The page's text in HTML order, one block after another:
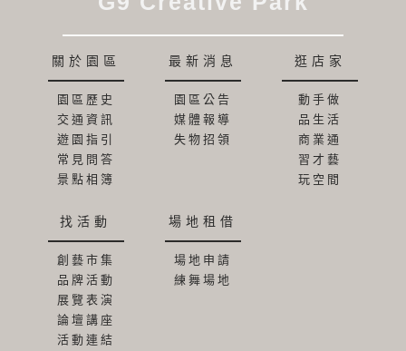
關於園區
園區歷史
交通資訊
遊園指引
常見問答
景點相簿
最新消息
園區公告
媒體報導
失物招領
逛店家
動手做
品生活
商業通
習才藝
玩空間
找活動
創藝市集
品牌活動
展覽表演
論壇講座
活動連結
場地租借
場地申請
練舞場地